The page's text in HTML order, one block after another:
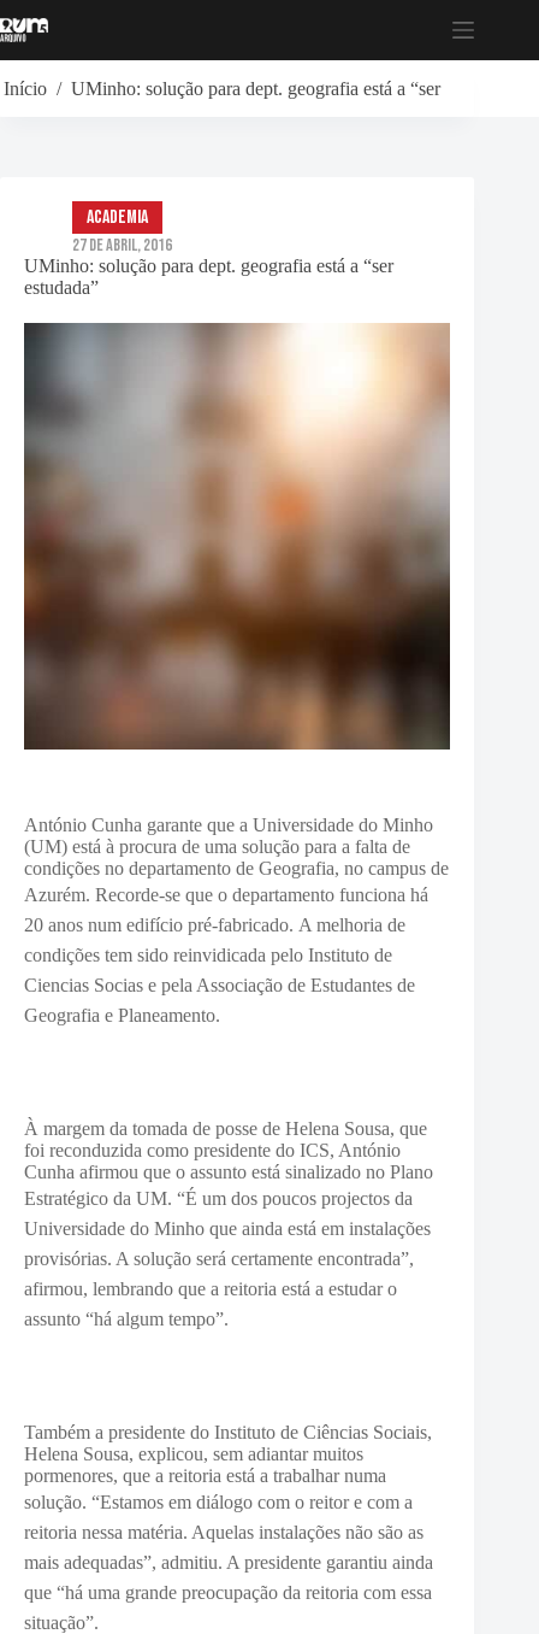
para
Início / UMinho: solução para dept. geografia está a “ser estudada”
UMinho: solução para dept. geografia está a “ser
estudada”
Academia
27 de Abril, 2016
António Cunha garante que a Universidade do Minho
(UM) está à procura de uma solução para a falta de
condições no departamento de Geografia, no campus de
Azurém. Recorde-se que o departamento funciona há
20 anos num edifício pré-fabricado. A melhoria de
condições tem sido reinvidicada pelo Instituto de
Ciencias Socias e pela Associação de Estudantes de
Geografia e Planeamento.
À margem da tomada de posse de Helena Sousa, que
foi reconduzida como presidente do ICS, António
Cunha afirmou que o assunto está sinalizado no Plano
Estratégico da UM. “É um dos poucos projectos da
Universidade do Minho que ainda está em instalações
provisórias. A solução será certamente encontrada”,
afirmou, lembrando que a reitoria está a estudar o
assunto “há algum tempo”.
Também a presidente do Instituto de Ciências Sociais,
Helena Sousa, explicou, sem adiantar muitos
pormenores, que a reitoria está a trabalhar numa
solução. “Estamos em diálogo com o reitor e com a
reitoria nessa matéria. Aquelas instalações não são as
mais adequadas”, admitiu. A presidente garantiu ainda
que “há uma grande preocupação da reitoria com essa
situação”.